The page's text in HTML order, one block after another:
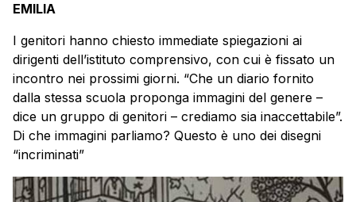
EMILIA
I genitori hanno chiesto immediate spiegazioni ai
dirigenti dell’istituto comprensivo, con cui è fissato un
incontro nei prossimi giorni. “Che un diario fornito
dalla stessa scuola proponga immagini del genere –
dice un gruppo di genitori – crediamo sia inaccettabile”.
Di che immagini parliamo? Questo è uno dei disegni
“incriminati”